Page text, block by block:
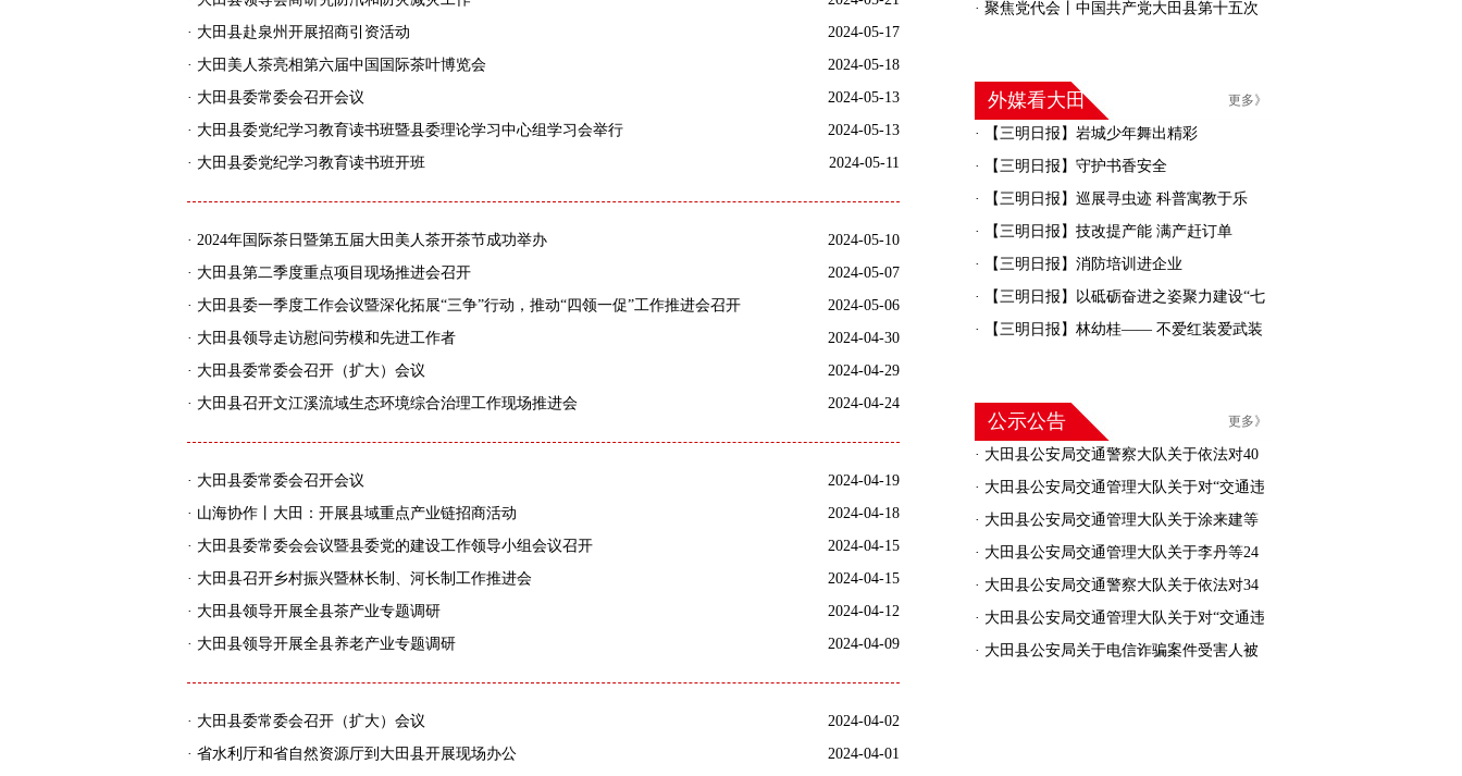
会召开第一次全体会议
· 聚焦党代会丨中国共产党大田县第十五次
更多》
外媒看大田
·
【三明日报】岩城少年舞出精彩
·
【三明日报】守护书香安全
·
【三明日报】巡展寻虫迹 科普寓教于乐
·
【三明日报】技改提产能 满产赶订单
·
【三明日报】消防培训进企业
·
【三明日报】以砥砺奋进之姿聚力建设“七
彩大田”
· 【三明日报】林幼桂—— 不爱红装爱武装
更多》
公示公告
· 大田县公安局交通警察大队关于依法对40
名机动车驾驶人驾驶证作废的公告
· 大田县公安局交通管理大队关于对“交通违
法逾期未接受处理的机动车”进行处理的公告
· 大田县公安局交通管理大队关于涂来建等
30人交通安全违法行为处罚告知的公告
· 大田县公安局交通管理大队关于李丹等24
人交通安全违法行为处罚告知的公告
· 大田县公安局交通警察大队关于依法对34
名机动车驾驶人驾驶证作废的公告
· 大田县公安局交通管理大队关于对“交通违
法逾期未接受处理的机动车”进行处理的公告
· 大田县公安局关于电信诈骗案件受害人被
2024-05-17
· 大田县赴泉州开展招商引资活动
2024-05-18
· 大田美人茶亮相第六届中国国际茶叶博览会
2024-05-13
· 大田县委常委会召开会议
2024-05-13
· 大田县委党纪学习教育读书班暨县委理论学习中心组学习会举行
2024-05-11
· 大田县委党纪学习教育读书班开班
2024-05-10
· 2024年国际茶日暨第五届大田美人茶开茶节成功举办
2024-05-07
· 大田县第二季度重点项目现场推进会召开
2024-05-06
· 大田县委一季度工作会议暨深化拓展“三争”行动，推动“四领一促”工作推进会召开
2024-04-30
· 大田县领导走访慰问劳模和先进工作者
2024-04-29
· 大田县委常委会召开（扩大）会议
2024-04-24
· 大田县召开文江溪流域生态环境综合治理工作现场推进会
2024-04-19
· 大田县委常委会召开会议
2024-04-18
· 山海协作丨大田：开展县域重点产业链招商活动
2024-04-15
· 大田县委常委会会议暨县委党的建设工作领导小组会议召开
2024-04-15
· 大田县召开乡村振兴暨林长制、河长制工作推进会
2024-04-12
· 大田县领导开展全县茶产业专题调研
2024-04-09
· 大田县领导开展全县养老产业专题调研
2024-04-02
· 大田县委常委会召开（扩大）会议
2024-04-01
· 省水利厅和省自然资源厅到大田县开展现场办公